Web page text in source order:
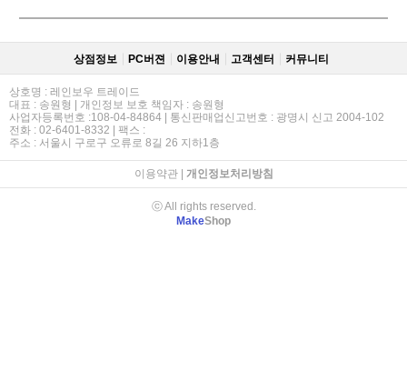
상점정보 PC버젼 이용안내 고객센터 커뮤니티
상호명 : 레인보우 트레이드
대표 : 송원형 | 개인정보 보호 책임자 : 송원형
사업자등록번호 :108-04-84864 | 통신판매업신고번호 : 광명시 신고 2004-102
전화 : 02-6401-8332 | 팩스 :
주소 : 서울시 구로구 오류로 8길 26 지하1층
이용약관| 개인정보처리방침
ⓒ All rights reserved.
MakeShop